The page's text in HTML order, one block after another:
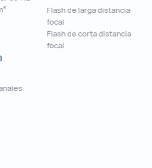
6
Flash de larga distancia
focal
Flash de corta distancia
focal